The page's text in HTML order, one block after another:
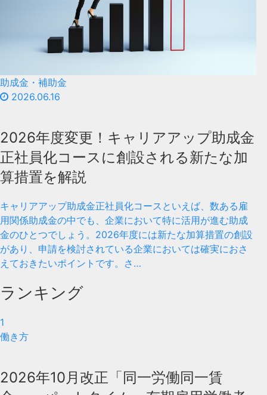
助成金・補助金
2026.06.16
2026年度変更！キャリアアップ助成金
正社員化コースに創設される新たな加
算措置を解説
キャリアアップ助成金正社員化コースといえば、数ある雇
用関係助成金の中でも、企業において特に活用が進む助成
金のひとつでしょう。2026年度には新たな加算措置の創設
があり、申請を検討されている企業においては確実におさ
えておきたいポイントです。さ…
ランキング
1
働き方
2026年10月改正「同一労働同一賃